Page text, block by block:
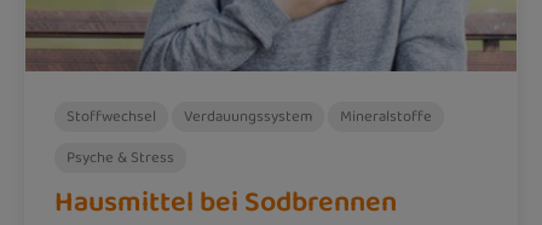
Stoffwechsel Verdauungssystem
Mineralstoffe
Psyche & Stress
Hausmittel bei Sodbrennen